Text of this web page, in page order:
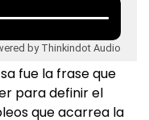
by Thinkindot Audio
fue la frase que
para definir el
que acarrea la